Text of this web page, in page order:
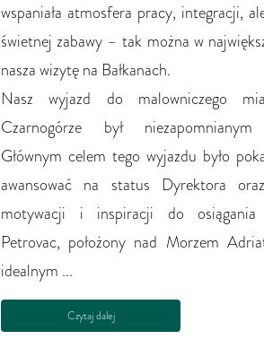
wspaniała atmosfera pracy, integracji,
świetnej zabawy – tak można w
nasza wizytę na Bałkanach.
Nasz wyjazd do malowniczego
Czarnogórze był niezapomnianym
Głównym celem tego wyjazdu było
awansować na status Dyrektora
motywacji i inspiracji do osiągania
Petrovac, położony nad Morzem
idealnym ...
Czytaj dalej